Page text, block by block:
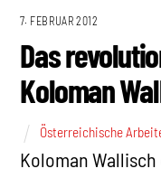
7. FEBRUAR 2012
Das
Koloman
Österreichische
Koloman